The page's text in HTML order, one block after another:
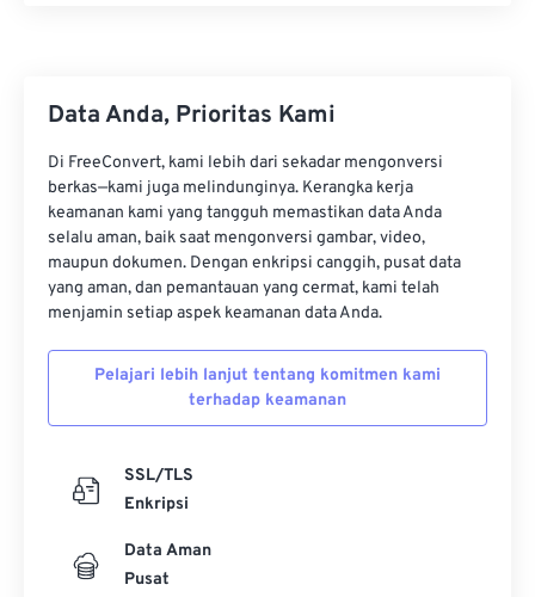
Data Anda, Prioritas Kami
Di FreeConvert, kami lebih dari sekadar mengonversi
berkas—kami juga melindunginya. Kerangka kerja
keamanan kami yang tangguh memastikan data Anda
selalu aman, baik saat mengonversi gambar, video,
maupun dokumen. Dengan enkripsi canggih, pusat data
yang aman, dan pemantauan yang cermat, kami telah
menjamin setiap aspek keamanan data Anda.
Pelajari lebih lanjut tentang komitmen kami
terhadap keamanan
SSL/TLS
Enkripsi
Data Aman
Pusat